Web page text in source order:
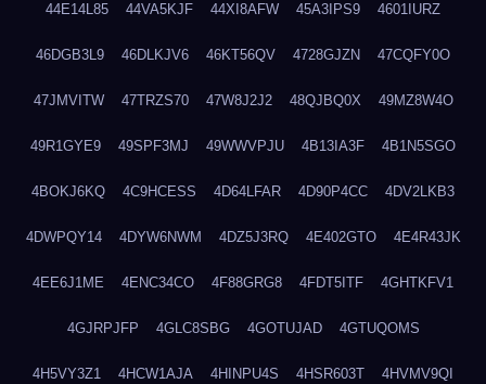
44E14L85 44VA5KJF 44XI8AFW 45A3IPS9 4601IURZ
46DGB3L9 46DLKJV6 46KT56QV 4728GJZN 47CQFY0O
47JMVITW 47TRZS70 47W8J2J2 48QJBQ0X 49MZ8W4O
49R1GYE9 49SPF3MJ 49WWVPJU 4B13IA3F 4B1N5SGO
4BOKJ6KQ 4C9HCESS 4D64LFAR 4D90P4CC 4DV2LKB3
4DWPQY14 4DYW6NWM 4DZ5J3RQ 4E402GTO 4E4R43JK
4EE6J1ME 4ENC34CO 4F88GRG8 4FDT5ITF 4GHTKFV1
4GJRPJFP 4GLC8SBG 4GOTUJAD 4GTUQOMS
4H5VY3Z1 4HCW1AJA 4HINPU4S 4HSR603T 4HVMV9QI